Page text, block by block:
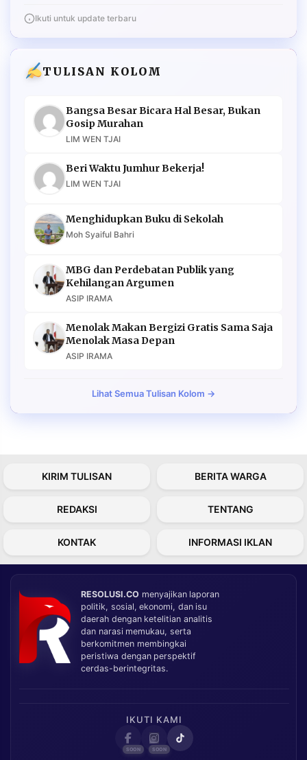
Ikuti untuk update terbaru
TULISAN KOLOM
Bangsa Besar Bicara Hal Besar, Bukan
Gosip Murahan
LIM WEN TJAI
Beri Waktu Jumhur Bekerja!
LIM WEN TJAI
Menghidupkan Buku di Sekolah
Moh Syaiful Bahri
MBG dan Perdebatan Publik yang
Kehilangan Argumen
ASIP IRAMA
Menolak Makan Bergizi Gratis Sama Saja
Menolak Masa Depan
ASIP IRAMA
Lihat Semua Tulisan Kolom →
KIRIM TULISAN BERITA WARGA
REDAKSI TENTANG
KONTAK INFORMASI IKLAN
RESOLUSI.CO menyajikan laporan
politik, sosial, ekonomi, dan isu
daerah dengan ketelitian analitis
dan narasi memukau, serta
berkomitmen membingkai
peristiwa dengan perspektif
cerdas-berintegritas.
IKUTI KAMI